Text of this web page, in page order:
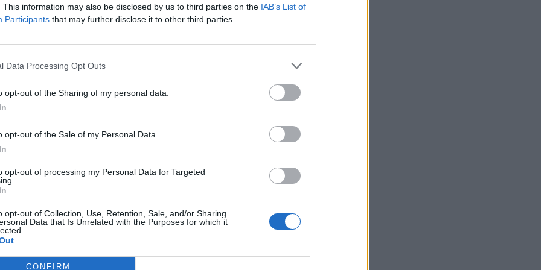
This information may also be disclosed by us to third parties on the IAB’s List of
Participants that may further disclose it to other third parties.
Data Processing Opt Outs
opt-out of the Sharing of my personal data.
opt-out of the Sale of my Personal Data.
opt-out of processing my Personal Data for Targeted
opt-out of Collection, Use, Retention, Sale, and/or Sharing
Data that Is Unrelated with the Purposes for which it
CONFIRM
07/08/2026
eActris